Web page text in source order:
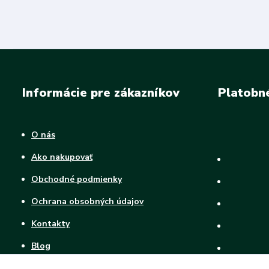
Informácie pre zákazníkov
O nás
Ako nakupovať
Obchodné podmienky
Ochrana obsobných údajov
Kontakty
Blog